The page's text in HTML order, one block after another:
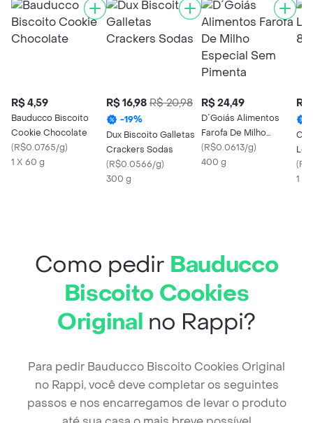
R$ 4,59
Bauducco Biscoito
Cookie Chocolate
(R$0.0765/g)
1 X 60 g
R$ 16,98 R$ 20,98
-19%
Dux Biscoito Galletas
Crackers Sodas
(R$0.0566/g)
300 g
R$ 24,49
D´Goiás Alimentos
Farofa De Milho
Especial Sem Pimenta
(R$0.0613/g)
400 g
R$
(
1 X
Como pedir Bauducco
Biscoito Cookies
Original no Rappi?
Para pedir Bauducco Biscoito Cookies Original
no Rappi, você deve completar os seguintes
passos e nos encarregamos de levar o produto